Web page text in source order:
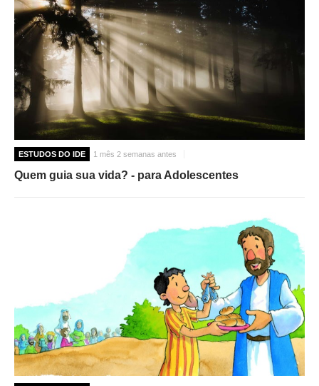
ESTUDOS DO IDE 1 mês 2 semanas antes
Quem guia sua vida? - para Adolescentes